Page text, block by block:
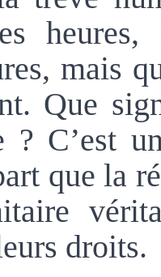
mais
Que
? C’est
que la
droits.